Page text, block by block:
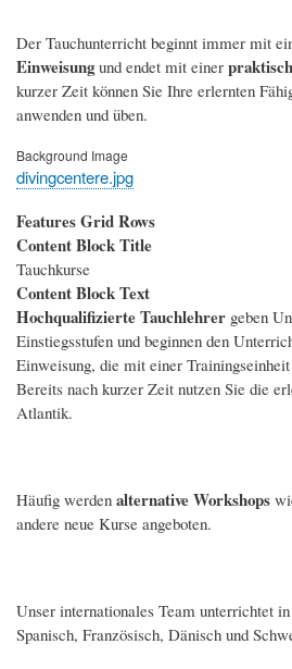
Der Tauchunterricht beginnt immer mit
Einweisungund endet mit einer
kurzer Zeit können Sie Ihre erlernten
anwenden und üben.
Background Image
divingcentere.jpg
Features Grid Rows
Content Block Title
Tauchkurse
Content Block Text
Hochqualifizierte Tauchlehrer geben
Einstiegsstufen und beginnen den
Einweisung, die mit einer
Bereits nach kurzer Zeit nutzen Sie die
Atlantik.
Häufig werden alternative Workshops
andere neue Kurse angeboten.
Unser internationales Team unterrichtet
Spanisch, Französisch, Dänisch und